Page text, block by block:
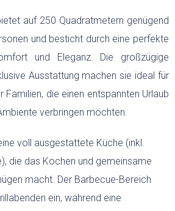
INDIVIDUELL
AKTIV
WANDERN
RADFAHREN
auf 250 Quadratmetern genügend
und besticht durch eine perfekte
und Eleganz. Die großzügige
Ausstattung machen sie ideal für
Familien, die einen entspannten Urlaub
verbringen möchten.
voll ausgestattete Küche (inkl.
die das Kochen und gemeinsame
macht. Der Barbecue-Bereich
ein, während eine